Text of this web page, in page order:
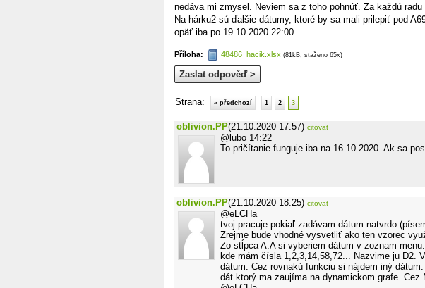
nedáva mi zmysel. Neviem sa z toho pohnúť. Za každú radu
Na hárku2 sú ďalšie dátumy, ktoré by sa mali prilepiť pod
opäť iba po 19.10.2020 22:00.
Příloha: 48486_hacik.xlsx (81kB, staženo 65x)
Zaslat odpověď >
Strana: « předchozí 1 2 3
oblivion.PP(21.10.2020 17:57) citovat
@lubo 14:22
To pričítanie funguje iba na 16.10.2020. Ak sa
oblivion.PP(21.10.2020 18:25) citovat
@eLCHa
tvoj pracuje pokiaľ zadávam dátum natvrdo
Zrejme bude vhodné vysvetliť ako ten vzorec
Zo stĺpca A:A si vyberiem dátum v zoznam
kde mám čísla 1,2,3,14,58,72... Nazvime ju D2.
dátum. Cez rovnakú funkciu si nájdem iný
dát ktorý ma zaujíma na dynamickom grafe. Cez